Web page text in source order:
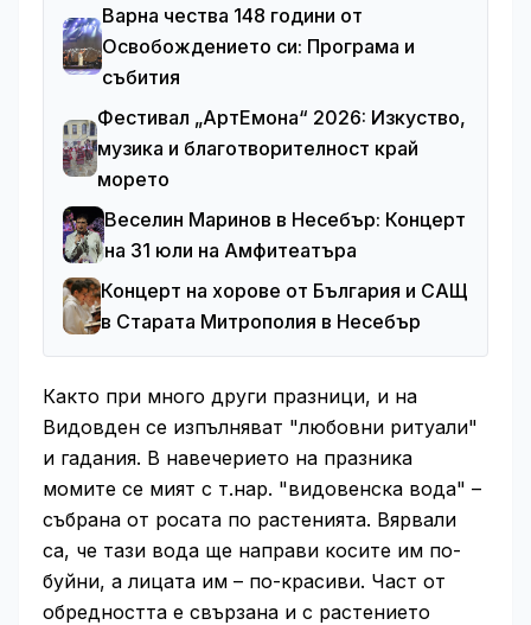
Варна чества 148 години от
Освобождението си: Програма и
събития
Фестивал „АртЕмона“ 2026: Изкуство,
музика и благотворителност край
морето
Веселин Маринов в Несебър: Концерт
на 31 юли на Амфитеатъра
Концерт на хорове от България и САЩ
в Старата Митрополия в Несебър
Както при много други празници, и на
Видовден се изпълняват "любовни ритуали"
и гадания. В навечерието на празника
момите се мият с т.нар. "видовенска вода" –
събрана от росата по растенията. Вярвали
са, че тази вода ще направи косите им по-
буйни, а лицата им – по-красиви. Част от
обредността е свързана и с растението